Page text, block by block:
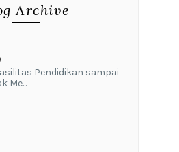
Archive
Pendidikan sampai
Me...